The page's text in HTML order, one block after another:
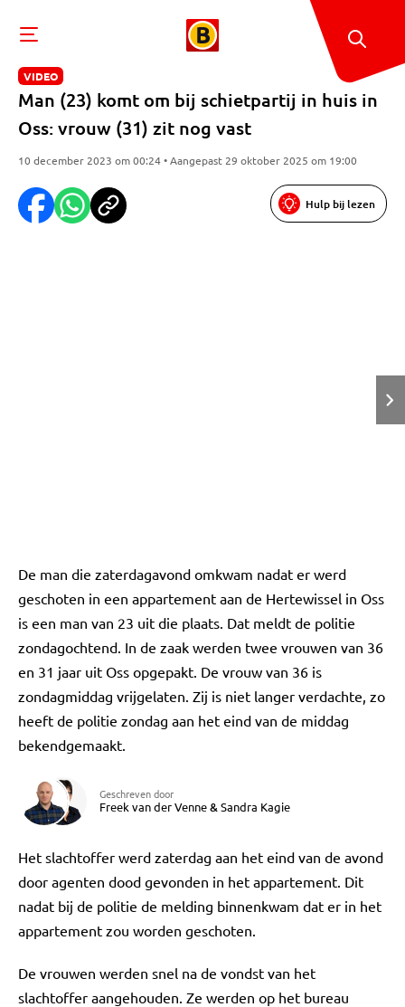
VIDEO
Man (23) komt om bij schietpartij in huis in
Oss: vrouw (31) zit nog vast
10 december 2023 om 00:24 • Aangepast 29 oktober 2025 om 19:00
Hulp bij lezen
De man die zaterdagavond omkwam nadat er werd
geschoten in een appartement aan de Hertewissel in Oss
is een man van 23 uit die plaats. Dat meldt de politie
zondagochtend. In de zaak werden twee vrouwen van 36
en 31 jaar uit Oss opgepakt. De vrouw van 36 is
zondagmiddag vrijgelaten. Zij is niet langer verdachte, zo
heeft de politie zondag aan het eind van de middag
bekendgemaakt.
Geschreven door
Freek van der Venne&Sandra Kagie
Het slachtoffer werd zaterdag aan het eind van de avond
door agenten dood gevonden in het appartement. Dit
nadat bij de politie de melding binnenkwam dat er in het
appartement zou worden geschoten.
De vrouwen werden snel na de vondst van het
slachtoffer aangehouden. Ze werden op het bureau